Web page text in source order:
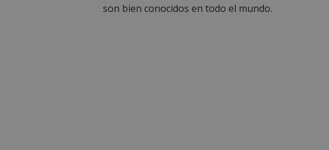
son bien conocidos en todo el mundo.